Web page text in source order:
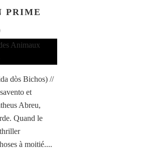
PRIME
dòs Bichos) //
et
Abreu,
Quand le
à moitié....